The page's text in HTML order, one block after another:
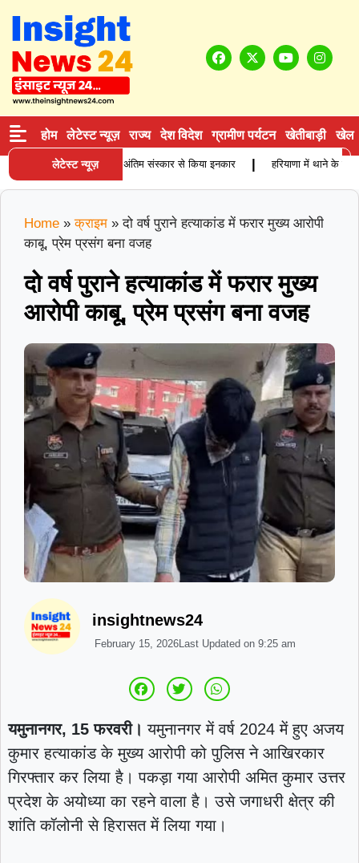
होम लेटेस्ट न्यूज़ राज्य देश विदेश ग्रामीण पर्यटन खेतीबाड़ी खेल
लेटेस्ट न्यूज़
कारोबारी की मौत, बेटियों ने अंतिम संस्कार से किया इनकार | हरियाणा में थाने के सामने
Home » क्राइम »दो वर्ष पुराने हत्याकांड में फरार मुख्य आरोपी
काबू, प्रेम प्रसंग बना वजह
दो वर्ष पुराने हत्याकांड में फरार मुख्य
आरोपी काबू, प्रेम प्रसंग बना वजह
insightnews24
February 15, 2026Last Updated on 9:25 am
यमुनानगर, 15 फरवरी। यमुनानगर में वर्ष 2024 में हुए अजय
कुमार हत्याकांड के मुख्य आरोपी को पुलिस ने आखिरकार
गिरफ्तार कर लिया है। पकड़ा गया आरोपी अमित कुमार उत्तर
प्रदेश के अयोध्या का रहने वाला है। उसे जगाधरी क्षेत्र की
शांति कॉलोनी से हिरासत में लिया गया।